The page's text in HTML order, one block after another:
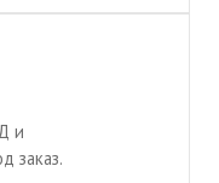
и
заказ.